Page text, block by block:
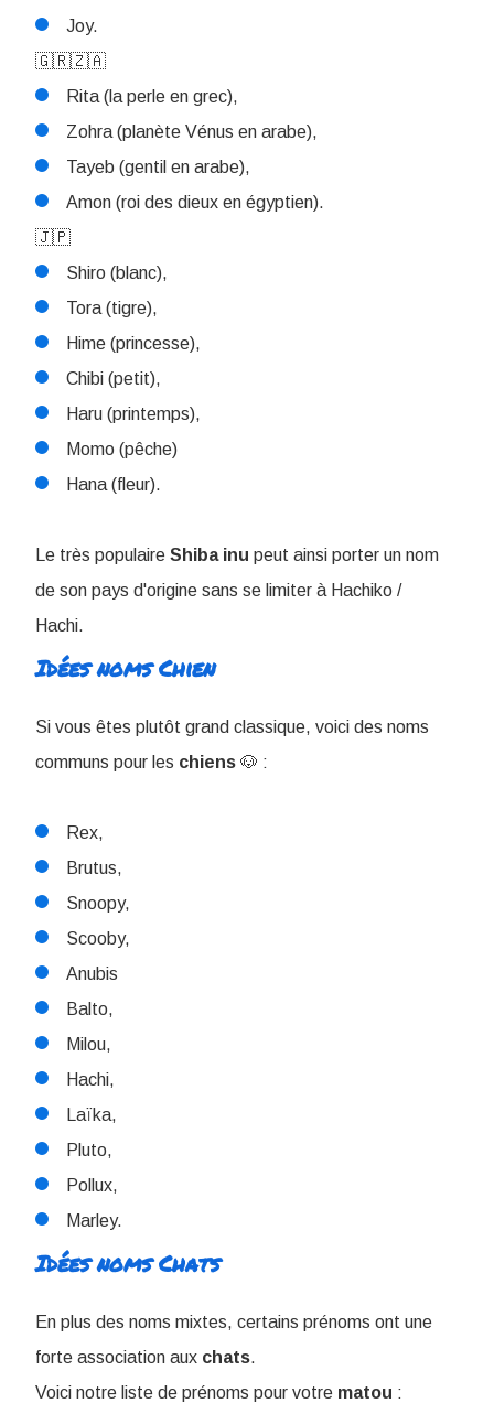
Joy.
🇬🇷🇿🇦
Rita (la perle en grec),
Zohra (planète Vénus en arabe),
Tayeb (gentil en arabe),
Amon (roi des dieux en égyptien).
🇯🇵
Shiro (blanc),
Tora (tigre),
Hime (princesse),
Chibi (petit),
Haru (printemps),
Momo (pêche)
Hana (fleur).
Le très populaire Shiba inu peut ainsi porter un nom
de son pays d'origine sans se limiter à Hachiko /
Hachi.
Idées noms Chien
Si vous êtes plutôt grand classique, voici des noms
communs pour les chiens 🐶 :
Rex,
Brutus,
Snoopy,
Scooby,
Anubis
Balto,
Milou,
Hachi,
Laïka,
Pluto,
Pollux,
Marley.
Idées noms Chats
En plus des noms mixtes, certains prénoms ont une
forte association aux chats.
Voici notre liste de prénoms pour votre matou :